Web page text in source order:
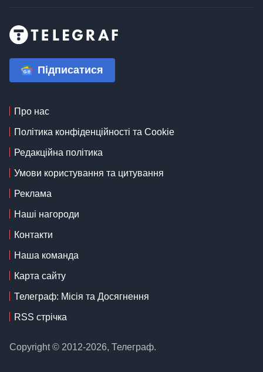
Підписатися
Про нас
Політика конфіденційності та Cookie
Редакційна політика
Умови користування та цитування
Реклама
Наші нагороди
Контакти
Наша команда
Карта сайту
Телеграф: Місія та Досягнення
RSS стрічка
Copyright © 2012-2026, Телеграф.